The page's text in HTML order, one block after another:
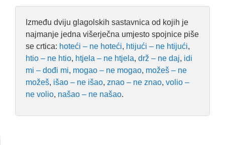
Između dviju glagolskih sastavnica od kojih je
najmanje jedna višerječna umjesto spojnice piše
se crtica: hoteći – ne hoteći, htijući – ne htijući,
htio – ne htio, htjela – ne htjela, drž – ne daj, idi
mi – dođi mi, mogao – ne mogao, možeš – ne
možeš, išao – ne išao, znao – ne znao, volio –
ne volio, našao – ne našao.